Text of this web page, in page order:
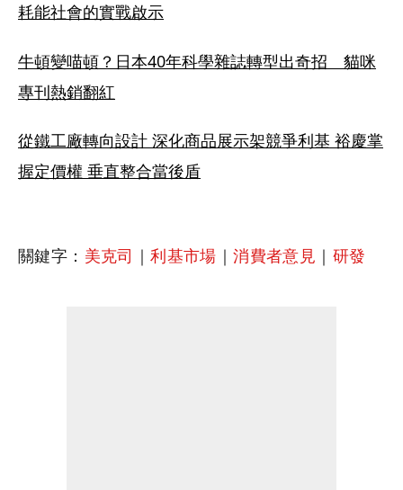
耗能社會的實戰啟示
牛頓變喵頓？日本40年科學雜誌轉型出奇招　貓咪
專刊熱銷翻紅
從鐵工廠轉向設計 深化商品展示架競爭利基 裕慶掌
握定價權 垂直整合當後盾
關鍵字： 美克司 ｜利基市場 ｜消費者意見 ｜ 研發